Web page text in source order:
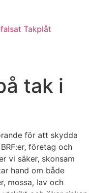
Takplåt
tak i
för att skydda
företag och
vi säker, skonsam
hand om både
mossa, lav och